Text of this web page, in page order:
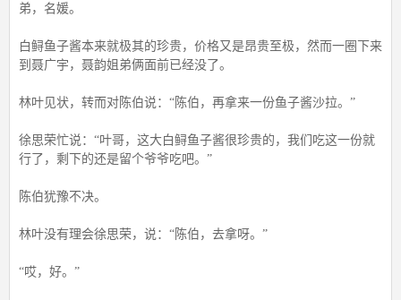
弟，名媛。
白鲟鱼子酱本来就极其的珍贵，价格又是昂贵至极，然而一圈下来
到聂广宇，聂韵姐弟俩面前已经没了。
林叶见状，转而对陈伯说：“陈伯，再拿来一份鱼子酱沙拉。”
徐思荣忙说：“叶哥，这大白鲟鱼子酱很珍贵的，我们吃这一份就
行了，剩下的还是留个爷爷吃吧。”
陈伯犹豫不决。
林叶没有理会徐思荣，说：“陈伯，去拿呀。”
“哎，好。”